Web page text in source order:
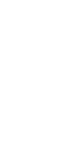
Yusra Instruksikan